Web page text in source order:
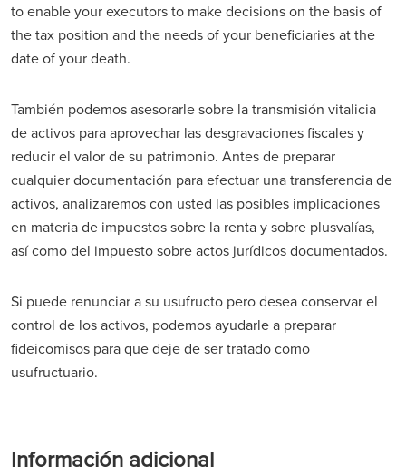
to enable your executors to make decisions on the basis of
the tax position and the needs of your beneficiaries at the
date of your death.
También podemos asesorarle sobre la transmisión vitalicia
de activos para aprovechar las desgravaciones fiscales y
reducir el valor de su patrimonio. Antes de preparar
cualquier documentación para efectuar una transferencia de
activos, analizaremos con usted las posibles implicaciones
en materia de impuestos sobre la renta y sobre plusvalías,
así como del impuesto sobre actos jurídicos documentados.
Si puede renunciar a su usufructo pero desea conservar el
control de los activos, podemos ayudarle a preparar
fideicomisos para que deje de ser tratado como
usufructuario.
Información adicional